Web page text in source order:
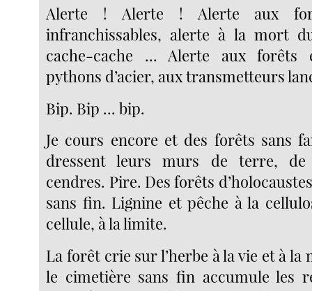
Alerte ! Alerte ! Alerte aux
infranchissables, alerte à la mort
cache-cache ... Alerte aux forêts
pythons d’acier, aux transmetteurs
Bip. Bip ... bip.
Je cours encore et des forêts sans
dressent leurs murs de terre,
cendres. Pire. Des forêts
sans fin. Lignine et pêche à la
cellule, à la limite.
La forêt crie sur l’herbe à la vie et à la
le cimetière sans fin accumule les